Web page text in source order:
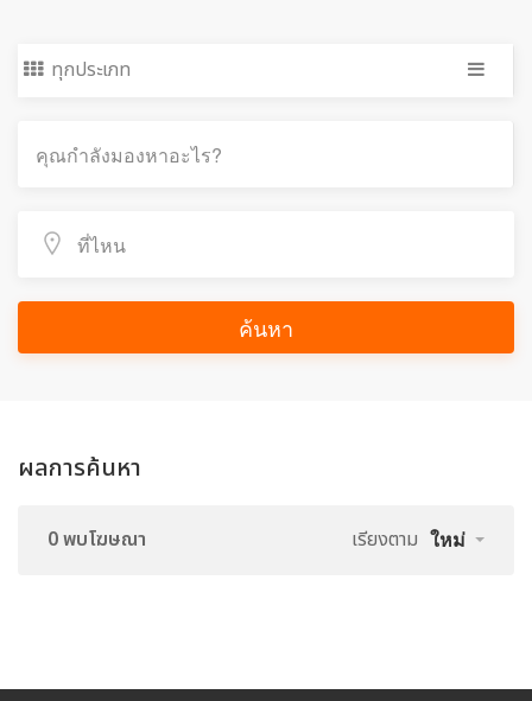
ทุกประเภท
ค้นหา
ผลการค้นหา
0 พบโฆษณา เรียงตาม ใหม่